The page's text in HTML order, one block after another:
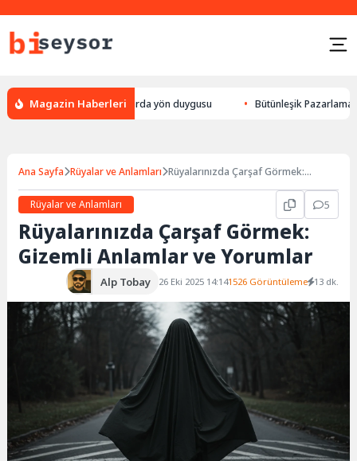
Magazin Haberleri
bulması, hayvanlarda yön duygusu Bütünleşik Pazarlama:
Ana Sayfa Rüyalar ve Anlamları Rüyalarınızda Çarşaf Görmek:
Rüyalar ve Anlamları
5
Rüyalarınızda Çarşaf Görmek:
Gizemli Anlamlar ve Yorumlar
Alp Tobay 26 Eki 2025 14:141526 Görüntüleme 13 dk.